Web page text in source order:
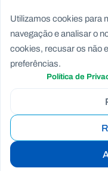
Voluntárias de Dom
Copyright ©
Canal de Denúncia
Termos
Utilizamos cookies para
navegação e analisar o
cookies, recusar os não
preferências.
Política de